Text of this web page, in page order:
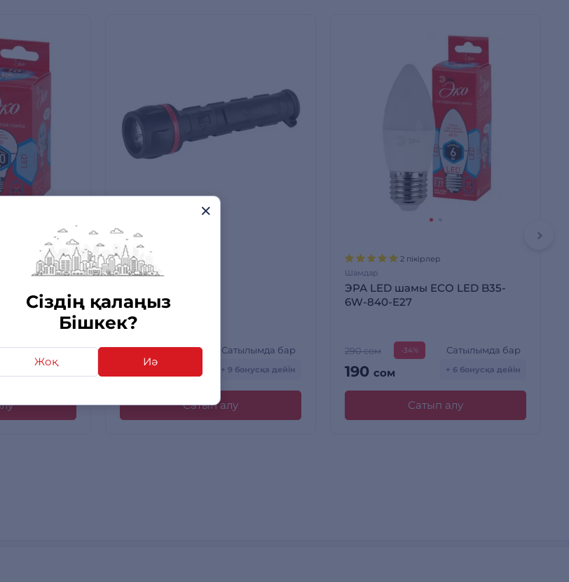
Сіздің қалаңыз
Бішкек?
Жоқ Иә
ECO
бар
+ 6 бонусқа дейін
Фонарь ЭРА R2AA
390 сом -26%
290
Сатылымда бар
+ 9 бонусқа дейін
Сатып алу
2 пікірлер
Шамдар
ЭРА LED шамы ECO LED B35-
6W-840-E27
290 сом -34%
190 сом
Сатылымда бар
+ 6 бонусқа дейін
Сатып алу